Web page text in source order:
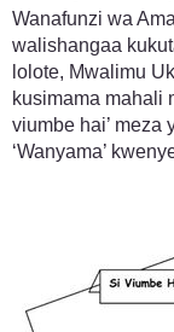
Wanafunzi wa
walishangaa
lolote, Mwalimu
kusimama mahali
viumbe hai’ meza
‘Wanyama’